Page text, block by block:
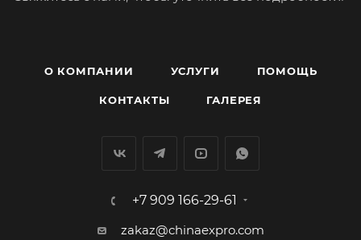
О КОМПАНИИ УСЛУГИ ПОМОЩЬ
КОНТАКТЫ ГАЛЕРЕЯ
+7 909 166-29-61
zakaz@chinaexpro.com